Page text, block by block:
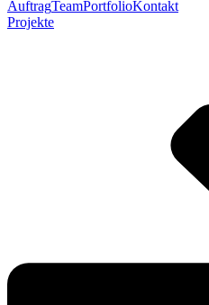
AuftragTeamPortfolioKontakt
Projekte